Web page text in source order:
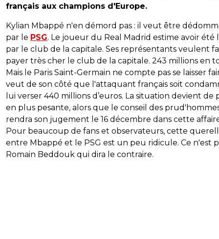
français aux champions d'Europe.
Kylian Mbappé n'en démord pas : il veut être
par le PSG. Le joueur du Real Madrid estime avoir été
par le club de la capitale. Ses représentants veulent
payer très cher le club de la capitale. 243 millions en
Mais le Paris Saint-Germain ne compte pas se laisser
veut de son côté que l'attaquant français soit
lui verser 440 millions d’euros. La situation devient de
en plus pesante, alors que le conseil des
rendra son jugement le 16 décembre dans cette
Pour beaucoup de fans et observateurs, cette
entre Mbappé et le PSG est un peu ridicule. Ce n'est
Romain Beddouk qui dira le contraire.